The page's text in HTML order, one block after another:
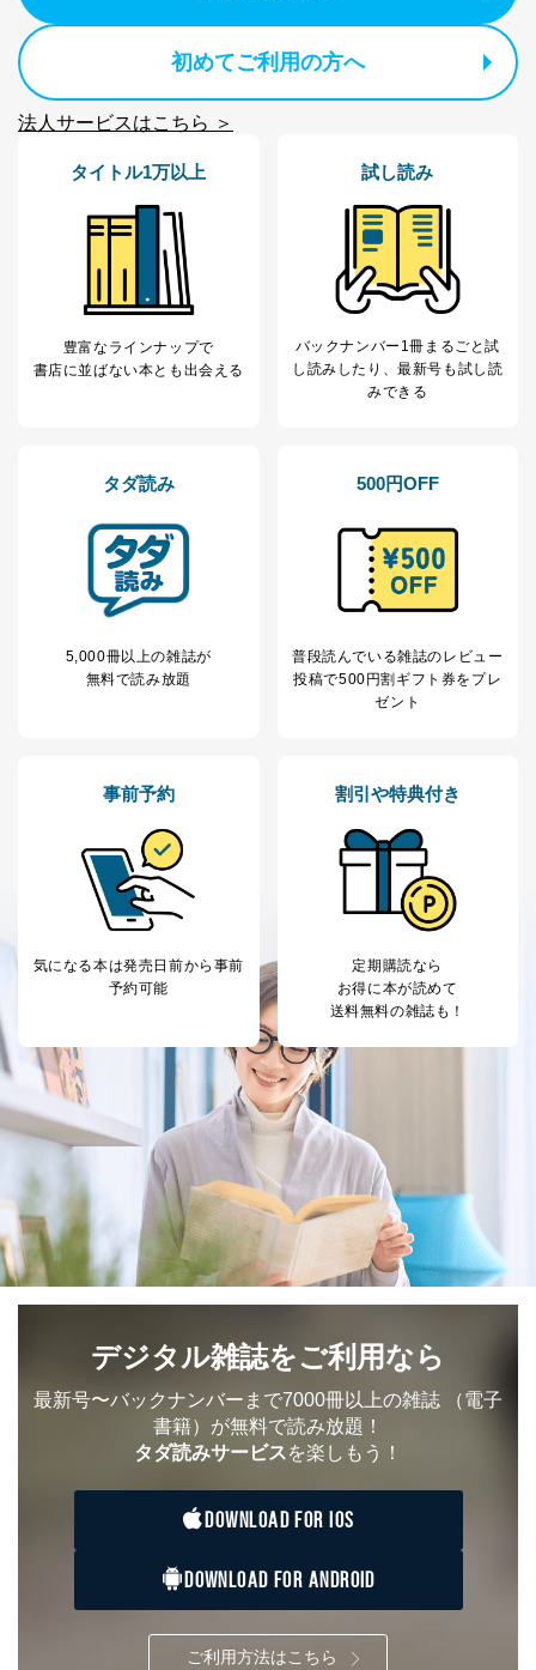
初めてご利用の方へ
法人サービスはこちら ＞
タイトル1万以上
豊富なラインナップで
書店に並ばない本とも出会える
試し読み
バックナンバー1冊まるごと試
し読み したり、最新号も試し読
みできる
タダ読み
5,000冊以上の雑誌が
無料で読み放題
500円OFF
普段読んでいる雑誌のレビュー
投稿で500円割ギフト券をプレ
ゼント
事前予約
気になる本は発売日前から事前
予約可能
割引や特典付き
定期購読なら
お得に本が読めて
送料無料の雑誌も！
デジタル雑誌をご利用なら
最新号〜バックナンバーまで7000冊以上の雑誌 （電子
書籍）が無料で読み放題！
タダ読みサービスを楽しもう！
DOWNLOAD FOR IOS
DOWNLOAD FOR ANDROID
ご利用方法はこちら